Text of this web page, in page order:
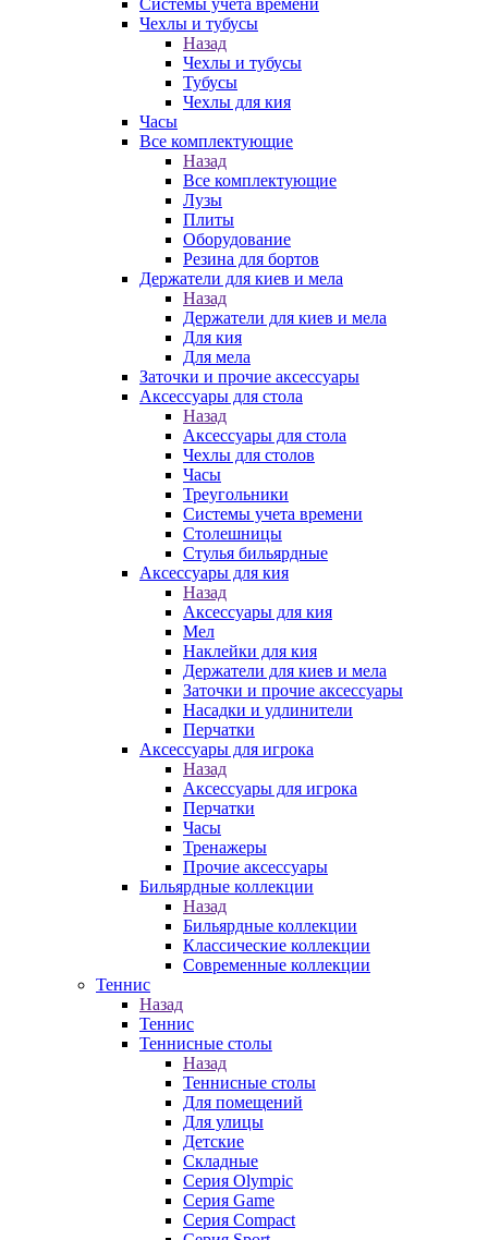
Системы учета времени
Чехлы и тубусы
Назад
Чехлы и тубусы
Тубусы
Чехлы для кия
Часы
Все комплектующие
Назад
Все комплектующие
Лузы
Плиты
Оборудование
Резина для бортов
Держатели для киев и мела
Назад
Держатели для киев и мела
Для кия
Для мела
Заточки и прочие аксессуары
Аксессуары для стола
Назад
Аксессуары для стола
Чехлы для столов
Часы
Треугольники
Системы учета времени
Столешницы
Стулья бильярдные
Аксессуары для кия
Назад
Аксессуары для кия
Мел
Наклейки для кия
Держатели для киев и мела
Заточки и прочие аксессуары
Насадки и удлинители
Перчатки
Аксессуары для игрока
Назад
Аксессуары для игрока
Перчатки
Часы
Тренажеры
Прочие аксессуары
Бильярдные коллекции
Назад
Бильярдные коллекции
Классические коллекции
Современные коллекции
Теннис
Назад
Теннис
Теннисные столы
Назад
Теннисные столы
Для помещений
Для улицы
Детские
Складные
Серия Olympic
Серия Game
Серия Compact